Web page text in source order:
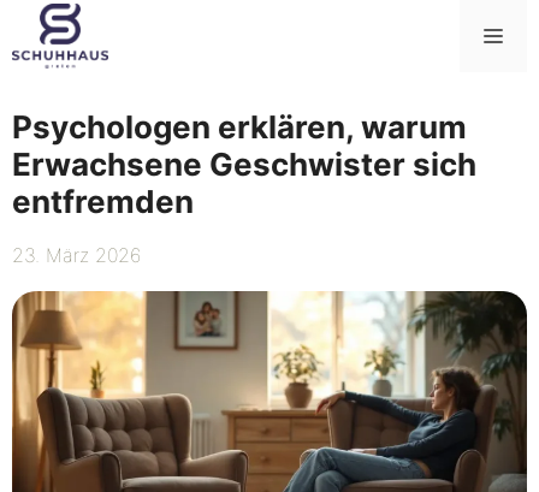
Zum
Inhalt
springen
Psychologen erklären, warum
Erwachsene Geschwister sich
entfremden
23. März 2026